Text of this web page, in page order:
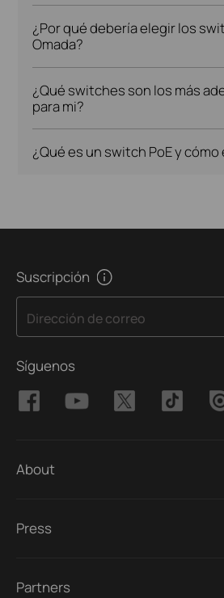
¿Por qué debería elegir los
Omada?
¿Qué switches son los más
para mi?
¿Qué es un switch PoE y
Suscripción
Dirección de correo
Síguenos
About
Press
Partners